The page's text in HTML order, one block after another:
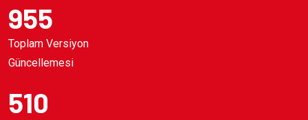
955
Toplam Versiyon
Güncellemesi
510